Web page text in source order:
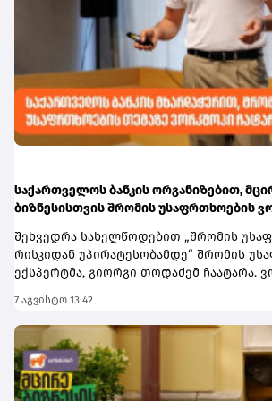
დოლარიზაციის შემდგომ შემცირებაში.
სააგენტოს შეფასებით, საქართველოს
რეგულირების ჩარჩო ფართოდ
საერთაშორისო სტანდარტებს.
სტატუსის გააქტიურებისთანავე
შეძლებენ.მომხმარებლებს, რომლებსაც
ბანკის sCool Card ან Student Card ჯერ არ
შეკვეთა, ონლაინ, მარტივად, რამდენიმე
მობილბანკიდანდა sCoolApp-დან არის
შესაძლებელი.დამატებითი
ეწვიეთ ბმულს.
საქართველოს ბანკის ორგანიზებით,
ბიზნესისთვის შრომის უსაფრთხოების
შეხვედრა სახელწოდებით „შრომის
რისკიდან უპირატესობამდე“ შრომის
ექსპერტმა, გიორგი თოდაძემ ჩაატარა.
იმის შესახებ, თუ როგორ იქცევა
სტანდარტების დანერგვა ბიზნესის
განვითარების, ფინანსური
რეპუტაციის გაძლიერების
განხილული იყო ისეთი მნიშვნელოვანი
როგორიცაა უსაფრთხოების ეკონომიკა
7 აგვისტო 13:42